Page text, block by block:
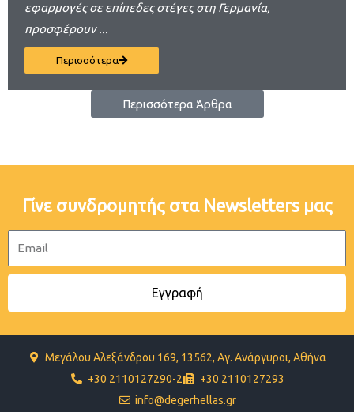
εφαρμογές σε επίπεδες στέγες στη Γερμανία,
προσφέρουν ...
Περισσότερα
Περισσότερα Άρθρα
Γίνε συνδρομητής στα Newsletters μας
Εγγραφή
Μεγάλου Αλεξάνδρου 169, 13562, Αγ. Ανάργυροι, Αθήνα
+30 2110127290-2
+30 2110127293
info@degerhellas.gr